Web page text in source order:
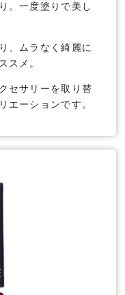
。一度塗りで美し
、ムラなく綺麗に
スメ。
セサリーを取り替
エーションです。